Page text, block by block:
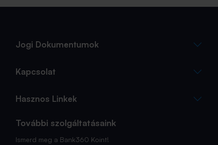
Jogi Dokumentumok
Kapcsolat
Hasznos Linkek
További szolgáltatásaink
Ismerd meg a Bank360 Koint!